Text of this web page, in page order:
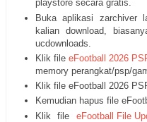
playstore secara gratis.
Buka aplikasi zarchiver
kalian download,
ucdownloads.
Klik fileeFootball 2026
memory perangkat/psp/
Klik file eFootball 2026
Kemudian hapus file
Klik file eFootball File